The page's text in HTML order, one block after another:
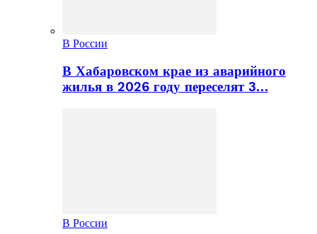
В России
В Хабаровском крае из аварийного
жилья в 2026 году переселят 3…
В России